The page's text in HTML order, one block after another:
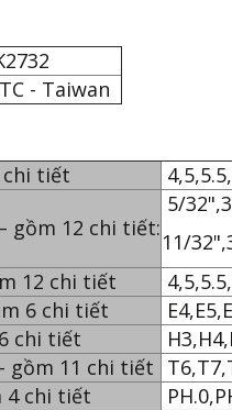
- Taiwan
chi tiết
gồm 12 chi tiết:
5/
11/
12 chi tiết
6 chi tiết
chi tiết
gồm 11 chi tiết
4 chi tiết